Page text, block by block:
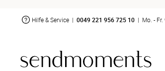
Hilfe & Service | 0049 221 956 725 10 | Mo. -